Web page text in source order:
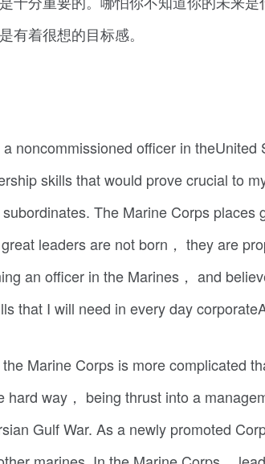
有着很想的目标感。
noncommissioned officer in
skills that would prove crucial to
The Marine Corps places
leaders are not born， they are
an officer in the Marines， and
that I will need in every day
Marine Corps is more complicated
hard way， being thrust into a
Gulf War. As a newly promoted